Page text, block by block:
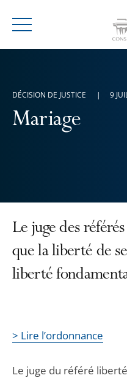
Menu
Mariage
DÉCISION DE JUSTICE 9
Le juge des
que la liberté de
liberté
> Lire l’ordonnance
Le juge du référé